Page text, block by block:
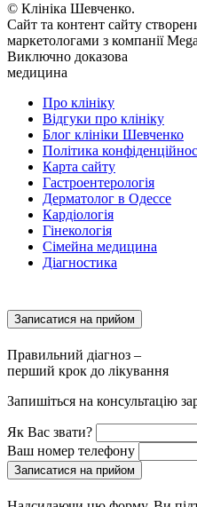
© Клініка Шевченко.
Сайт та контент сайту
маркетологами з компанії
Виключно доказова
медицина
Про клініку
Відгуки про клініку
Блог клініки Шевченко
Політика
Карта сайту
Гастроентерологія
Дерматолог в Одессе
Кардіологія
Гінекологія
Сімейна медицина
Діагностика
Записатися на прийом
Правильний діагноз –
перший крок до лікування
Запишіться на консультацію
Як Вас звати?
Ваш номер телефону
Записатися на прийом